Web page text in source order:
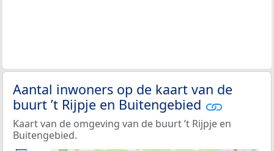
Aantal inwoners op de kaart van de
buurt ’t Rijpje en Buitengebied
Kaart van de omgeving van de buurt ’t Rijpje en
Buitengebied.